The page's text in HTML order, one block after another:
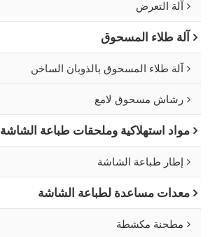
آلة التعرض
آلة طلاء المسحوق
آلة طلاء المسحوق بالذوبان الساخن
رشاش مسحوق لامع
مواد استهلاكية وملحقات طباعة الشاشة
إطار طباعة الشاشة
معدات مساعدة لطباعة الشاشة
مطحنة مكشطة